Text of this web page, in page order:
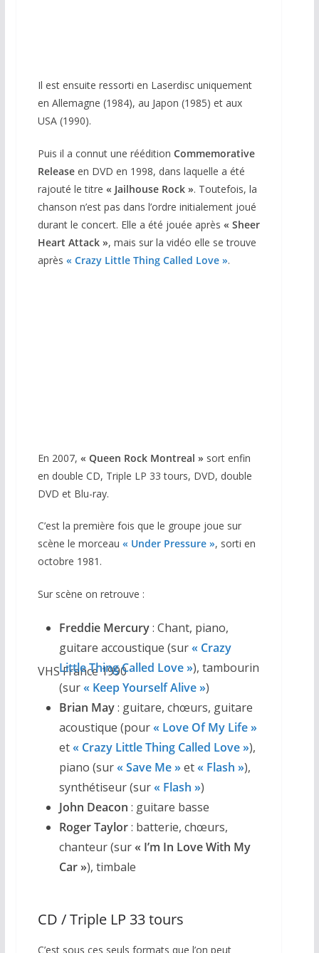
VHS France 1990
Il est ensuite ressorti en Laserdisc uniquement
en Allemagne (1984), au Japon (1985) et aux
USA (1990).
Puis il a connut une réédition Commemorative
Releaseen DVD en 1998, dans laquelle a été
rajouté le titre « Jailhouse Rock ». Toutefois, la
chanson n’est pas dans l’ordre initialement joué
durant le concert. Elle a été jouée après « Sheer
Heart Attack », mais sur la vidéo elle se trouve
après « Crazy Little Thing Called Love ».
En 2007, « Queen Rock Montreal » sort enfin
en double CD, Triple LP 33 tours, DVD, double
DVD et Blu-ray.
C’est la première fois que le groupe joue sur
scène le morceau « Under Pressure », sorti en
octobre 1981.
Sur scène on retrouve :
Freddie Mercury: Chant, piano,
guitare accoustique (sur« Crazy
Little Thing Called Love »), tambourin
(sur« Keep Yourself Alive »)
Brian May: guitare, chœurs, guitare
acoustique (pour« Love Of My Life »
et« Crazy Little Thing Called Love »),
piano (sur« Save Me »et« Flash »),
synthétiseur (sur« Flash »)
John Deacon : guitare basse
Roger Taylor: batterie, chœurs,
chanteur (sur« I’m In Love With My
Car »), timbale
CD / Triple LP 33 tours
C’est sous ces seuls formats que l’on peut